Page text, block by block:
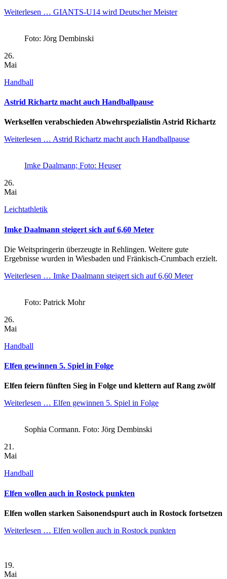
Weiterlesen … GIANTS-U14 wird Deutscher Meister
Foto: Jörg Dembinski
26.
Mai
Handball
Astrid Richartz macht auch Handballpause
Werkselfen verabschieden Abwehrspezialistin Astrid Richartz
Weiterlesen … Astrid Richartz macht auch Handballpause
Imke Daalmann; Foto: Heuser
26.
Mai
Leichtathletik
Imke Daalmann steigert sich auf 6,60 Meter
Die Weitspringerin überzeugte in Rehlingen. Weitere gute
Ergebnisse wurden in Wiesbaden und Fränkisch-Crumbach erzielt.
Weiterlesen … Imke Daalmann steigert sich auf 6,60 Meter
Foto: Patrick Mohr
26.
Mai
Handball
Elfen gewinnen 5. Spiel in Folge
Elfen feiern fünften Sieg in Folge und klettern auf Rang zwölf
Weiterlesen … Elfen gewinnen 5. Spiel in Folge
Sophia Cormann. Foto: Jörg Dembinski
21.
Mai
Handball
Elfen wollen auch in Rostock punkten
Elfen wollen starken Saisonendspurt auch in Rostock fortsetzen
Weiterlesen … Elfen wollen auch in Rostock punkten
19.
Mai